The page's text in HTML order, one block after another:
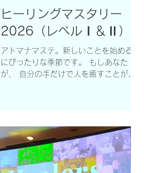
た」 「以前受けたけれど、日本語でも
う一度学び直したい」 そのように感じ
ている方は、 ぜひこの機会をご活用く
～ レベルⅡでは、 レベルⅠで学んだ基
本の浄化と活性化を土台に、「色のプラ
ヒーリングマスタリー
2026（レベルⅠ＆Ⅱ）
アトマナマステ。新しいことを始めるの
にぴったりな季節です。 もしあなた
が、 自分の手だけで人を癒すことがで
力も高めることができる方法です。 し
かもそれは、薬や機器や道具を必要とせ
ず、 あなたの手だけで行うことができ
る技術 なのです。 それが、とても楽し